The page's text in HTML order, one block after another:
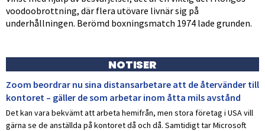
voodoobrottning, där flera utövare livnär sig på
underhållningen. Berömd boxningsmatch 1974 lade grunden.
NOTISER
Zoom beordrar nu sina distansarbetare att de återvänder till
kontoret – gäller de som arbetar inom åtta mils avstånd
Det kan vara bekvämt att arbeta hemifrån, men stora företag i USA vill
gärna se de anställda på kontoret då och då. Samtidigt tar Microsoft